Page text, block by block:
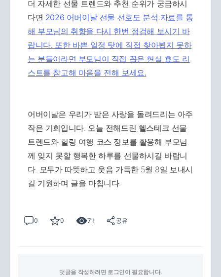
더 자세한 선물 트렌드와 추천 순위가 궁금하시
다면 2026 어버이날 선물 선호도 분석 자료를 통
해 부모님의 취향을 다시 한번 점검해 보시기 바
랍니다. 또한 바쁜 일정 탓에 직접 찾아뵙지 못하
는 분들이라면 부모님이 직접 꼽은 현실 효도 리
스트를 참고해 마음을 전해 보세요.
어버이날은 우리가 받은 사랑을 돌려드리는 아주
작은 기회입니다. 오늘 전해드린 헬스테크 선물
트렌드와 힐링 여행 코스 정보를 활용해 부모님
께 잊지 못할 행복한 하루를 선물하시길 바랍니
다. 모두가 따뜻하고 웃음 가득한 5월 8일 보내시
길 기원하며 글을 마칩니다.
0 0 71 공유
댓글을 작성하려면 로그인이 필요합니다.